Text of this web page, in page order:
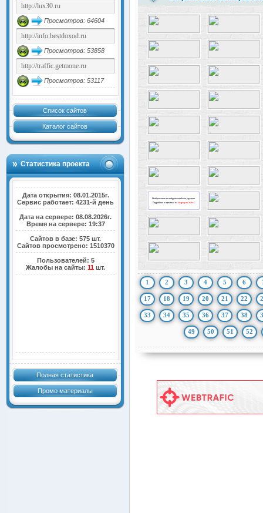
Просмотров: 64604
Просмотров: 53858
Просмотров: 53117
Список сайтов
Каталог сайтов
Статистика проекта
Дата открытия: 08.01.2015г.
Сервис работает: 4231-й день
Дата на сервере: 08.08.2026г.
Время на сервере: 19:37
Сайтов в базе: 575 шт.
Сайтов просмотрено: 1510370
Пользователей: 5
Жалобы на сайты:11 шт.
Полная статистика
Промо материалы
1 2 3 4 5 6
17 18 19 20 21 22
33 34 35 36 37 38
49 50 51 52